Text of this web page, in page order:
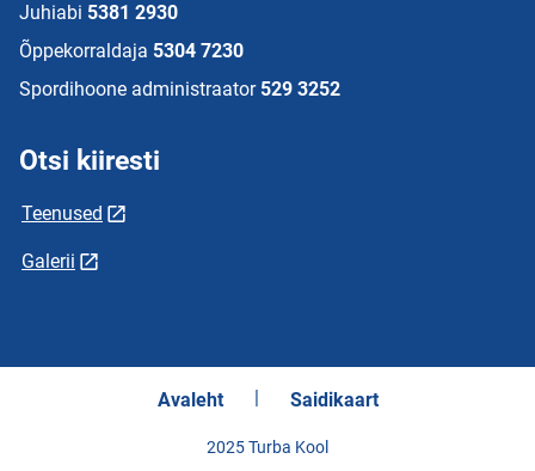
Juhiabi 5381 2930
Õppekorraldaja 5304 7230
Spordihoone administraator 529 3252
Otsi kiiresti
Teenused
Galerii
Avaleht Saidikaart
2025 Turba Kool